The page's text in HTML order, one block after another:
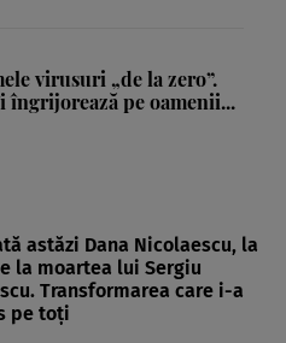
virusuri „de la zero”.
îngrijorează pe oamenii...
astăzi Dana Nicolaescu, la
la moartea lui Sergiu
Transformarea care i-a
pe toți